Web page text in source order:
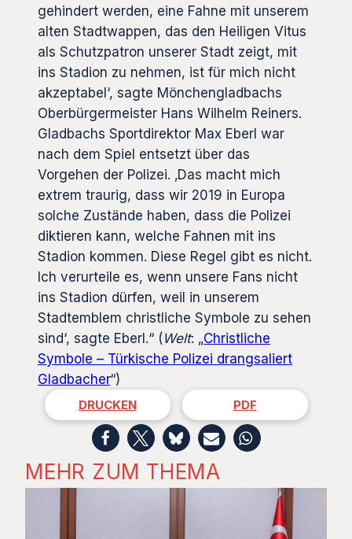
gehindert werden, eine Fahne mit unserem
alten Stadtwappen, das den Heiligen Vitus
als Schutzpatron unserer Stadt zeigt, mit
ins Stadion zu nehmen, ist für mich nicht
akzeptabel‘, sagte Mönchengladbachs
Oberbürgermeister Hans Wilhelm Reiners.
Gladbachs Sportdirektor Max Eberl war
nach dem Spiel entsetzt über das
Vorgehen der Polizei. ‚Das macht mich
extrem traurig, dass wir 2019 in Europa
solche Zustände haben, dass die Polizei
diktieren kann, welche Fahnen mit ins
Stadion kommen. Diese Regel gibt es nicht.
Ich verurteile es, wenn unsere Fans nicht
ins Stadion dürfen, weil in unserem
Stadtemblem christliche Symbole zu sehen
sind‘, sagte Eberl.“ ( Welt: „Christliche
Symbole – Türkische Polizei drangsaliert
Gladbacher“)
DRUCKEN PDF
MEHR ZUM THEMA